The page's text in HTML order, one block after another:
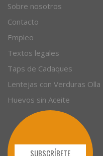
Sobre nosotros
Contacto
Empleo
Textos legales
Taps de Cadaques
Lentejas con Verduras
Huevos sin Aceite
SUBSCRÍBETE